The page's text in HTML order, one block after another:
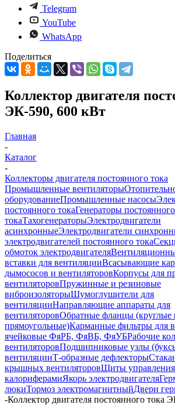
Telegram
YouTube
WhatsApp
Поделиться
Коллектор двигателя
ЭК-590, 600 кВт
Главная
-
Каталог
-
Коллекторы двигателя постоянного тока
Промышленные вентиляторы
оборудованиеПромышленные насосы
постоянного токаГенераторы постоянного
токаТахогенераторыЭлектродвигатели
асинхронныеЭлектродвигатели
электродвигателей постоянного тока
обмоток электродвигателя
вставки для вентиляцииВсасывающие
дымососов и вентиляторовКорпусы для
вентиляторовПружинные и резиновые
виброизоляторыШумоглушители для
вентиляцииНаправляющие аппараты для
вентиляторовОбратные фланцы (круглые
прямоугольные)Карманные фильтры для
ячейковые ФяРБ, ФяВБ, ФяУБРабочие
вентиляторовПодшипниковые узлы
вентиляцииТ-образные дефлекторы
крышных вентиляторовЩиты управления
калориферамиЯкорь электродвигателя
люкиТормоз электромагнитныйДвери
-Коллектор двигателя постоянного тока